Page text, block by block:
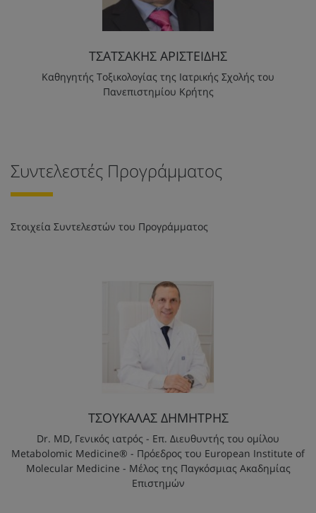
ΤΣΑΤΣΑΚΗΣ ΑΡΙΣΤΕΙΔΗΣ
Καθηγητής Τοξικολογίας της Ιατρικής Σχολής του
Πανεπιστημίου Κρήτης
Συντελεστές Προγράμματος
Στοιχεία Συντελεστών του Προγράμματος
ΤΣΟΥΚΑΛΑΣ ΔΗΜΗΤΡΗΣ
Dr. MD, Γενικός ιατρός - Επ. Διευθυντής του ομίλου
Metabolomic Medicine® - Πρόεδρος του European Institute of
Molecular Medicine - Μέλος της Παγκόσμιας Ακαδημίας
Επιστημών